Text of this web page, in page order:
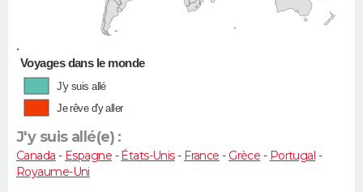
•
Voyages dans le monde
J'y suis allé
Je rêve d'y aller
J'y suis allé(e) :
Canada - Espagne -États-Unis- France - Grèce - Portugal -
Royaume-Uni